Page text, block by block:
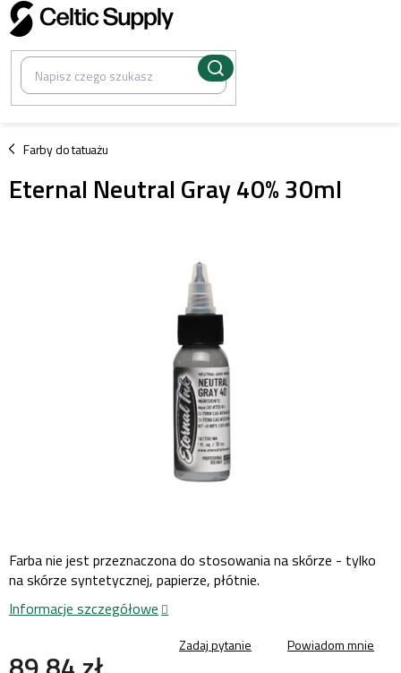
Przejść
do
treści
Farby do tatuażu
/
Eternal Neutral Gray 40% 30ml
Farba nie jest przeznaczona do stosowania na skórze - tylko
na skórze syntetycznej, papierze, płótnie.
Informacje szczegółowe
Zadaj pytanie Powiadom mnie